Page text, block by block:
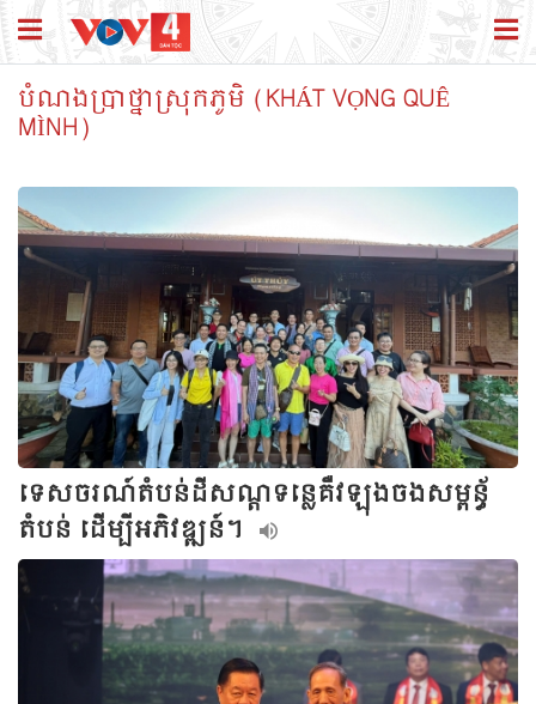
បំណងប្រាថ្នាស្រុកភូមិ (KHÁT VỌNG QUÊ
MÌNH)
ទេសចរណ៍តំបន់ដីសណ្ដទន្លេគឺវឡុងចងសម្ពន័្ធ
តំបន់ ដើម្បីអភិវឌ្ឍន៍។